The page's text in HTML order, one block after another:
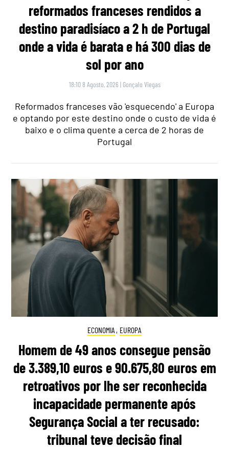
reformados franceses rendidos a
destino paradisíaco a 2 h de Portugal
onde a vida é barata e há 300 dias de
sol por ano
18:10 8 Agosto, 2026 | Gonçalo Viegas
Reformados franceses vão 'esquecendo' a Europa
e optando por este destino onde o custo de vida é
baixo e o clima quente a cerca de 2 horas de
Portugal
ECONOMIA , EUROPA
Homem de 49 anos consegue pensão
de 3.389,10 euros e 90.675,80 euros em
retroativos por lhe ser reconhecida
incapacidade permanente após
Segurança Social a ter recusado:
tribunal teve decisão final